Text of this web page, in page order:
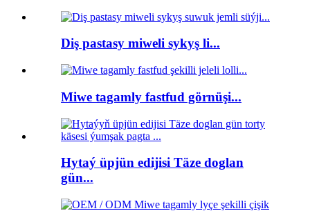
Diş pastasy miweli sykyş li...
Miwe tagamly fastfud görnüşi...
Hytaý üpjün edijisi Täze doglan
gün...